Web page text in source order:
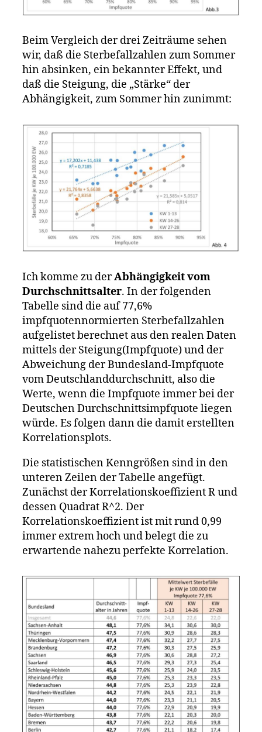
Beim Vergleich der drei Zeiträume sehen
wir, daß die Sterbefallzahlen zum Sommer
hin absinken, ein bekannter Effekt, und
daß die Steigung, die „Stärke“ der
Abhängigkeit, zum Sommer hin zunimmt:
Ich komme zu derAbhängigkeit vom
Durchschnittsalter. In der folgenden
Tabelle sind die auf 77,6%
impfquotennormierten Sterbefallzahlen
aufgelistet berechnet aus den realen Daten
mittels der Steigung(Impfquote) und der
Abweichung der Bundesland-Impfquote
vom Deutschlanddurchschnitt, also die
Werte, wenn die Impfquote immer bei der
Deutschen Durchschnittsimpfquote liegen
würde. Es folgen dann die damit erstellten
Korrelationsplots.
Die statistischen Kenngrößen sind in den
unteren Zeilen der Tabelle angefügt.
Zunächst der Korrelationskoeffizient R und
dessen Quadrat R^2. Der
Korrelationskoeffizient ist mit rund 0,99
immer extrem hoch und belegt die zu
erwartende nahezu perfekte Korrelation.